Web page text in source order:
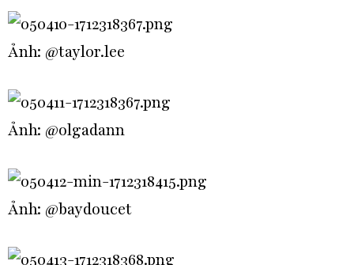
Ảnh: @tayl0r.lee
Ảnh: @olgadann
Ảnh: @baydoucet